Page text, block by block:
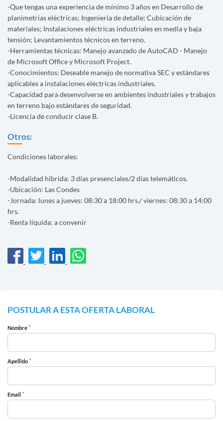
-Que tengas una experiencia de mínimo 3 años en Desarrollo de
planimetrías eléctricas; Ingeniería de detalle; Cubicación de
materiales; Instalaciones eléctricas industriales en media y baja
tensión; Levantamientos técnicos en terreno.
-Herramientas técnicas: Manejo avanzado de AutoCAD - Manejo
de Microsoft Office y Microsoft Project.
-Conocimientos: Deseable manejo de normativa SEC y estándares
aplicables a instalaciones eléctricas industriales.
-Capacidad para desenvolverse en ambientes industriales y trabajos
en terreno bajo estándares de seguridad.
-Licencia de conducir clase B.
Otros:
Condiciones laborales:
-Modalidad híbrida: 3 días presenciales/2 días telemáticos.
-Ubicación: Las Condes
-Jornada: lunes a jueves: 08:30 a 18:00 hrs./ viernes: 08:30 a 14:00
hrs.
-Renta líquida: a convenir
POSTULAR A ESTA OFERTA LABORAL
Nombre *
Apellido *
Email *